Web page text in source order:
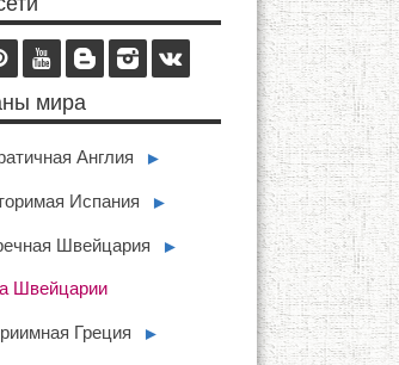
мира
Англия ►
Испания ►
Швейцария ►
Швейцарии
Греция ►